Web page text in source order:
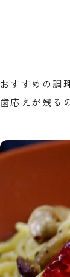
おすすめの調
歯応えが残る